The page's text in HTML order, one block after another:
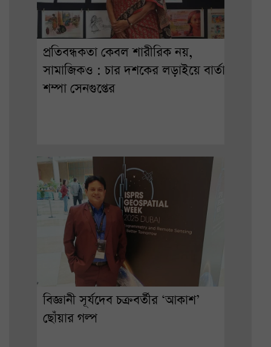
প্রতিবন্ধকতা কেবল শারীরিক নয়,
সামাজিকও : চার দশকের লড়াইয়ে বার্তা
শম্পা সেনগুপ্তের
বিজ্ঞানী সূর্যদেব চক্রবর্তীর ‘আকাশ’
ছোঁয়ার গল্প